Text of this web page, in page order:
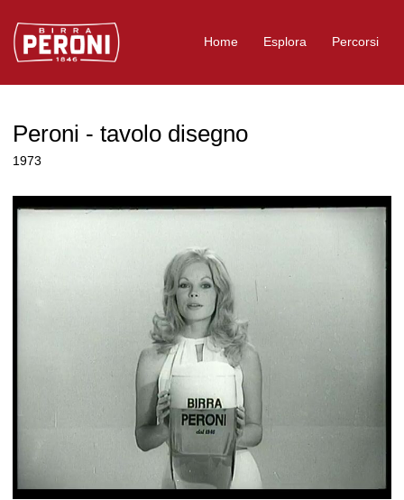
Logo Birra Peroni
Home Esplora Percorsi
Peroni - tavolo disegno
1973